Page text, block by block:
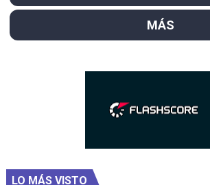
MÁS
LO MÁS VISTO